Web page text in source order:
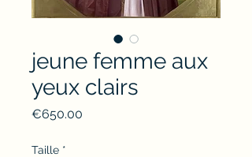
jeune femme aux
yeux clairs
€650.00
Taille *